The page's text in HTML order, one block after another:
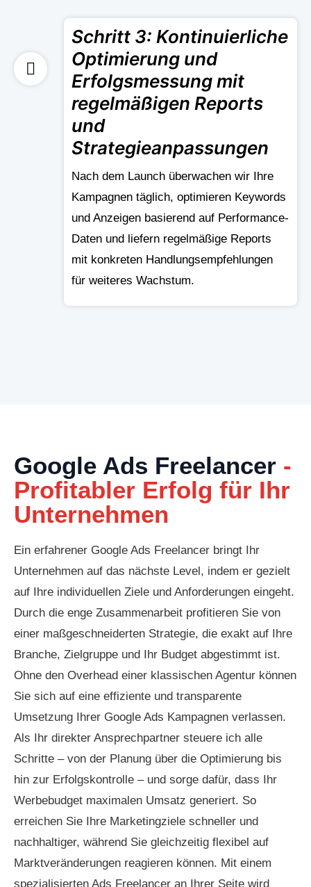
Schritt 3: Kontinuierliche
Optimierung und
Erfolgsmessung mit
regelmäßigen Reports
und
Strategieanpassungen
Nach dem Launch überwachen wir Ihre
Kampagnen täglich, optimieren Keywords
und Anzeigen basierend auf Performance-
Daten und liefern regelmäßige Reports
mit konkreten Handlungsempfehlungen
für weiteres Wachstum.
Google Ads Freelancer -
Profitabler Erfolg für Ihr
Unternehmen
Ein erfahrener Google Ads Freelancer bringt Ihr
Unternehmen auf das nächste Level, indem er gezielt
auf Ihre individuellen Ziele und Anforderungen eingeht.
Durch die enge Zusammenarbeit profitieren Sie von
einer maßgeschneiderten Strategie, die exakt auf Ihre
Branche, Zielgruppe und Ihr Budget abgestimmt ist.
Ohne den Overhead einer klassischen Agentur können
Sie sich auf eine effiziente und transparente
Umsetzung Ihrer Google Ads Kampagnen verlassen.
Als Ihr direkter Ansprechpartner steuere ich alle
Schritte – von der Planung über die Optimierung bis
hin zur Erfolgskontrolle – und sorge dafür, dass Ihr
Werbebudget maximalen Umsatz generiert. So
erreichen Sie Ihre Marketingziele schneller und
nachhaltiger, während Sie gleichzeitig flexibel auf
Marktveränderungen reagieren können. Mit einem
spezialisierten Ads Freelancer an Ihrer Seite wird